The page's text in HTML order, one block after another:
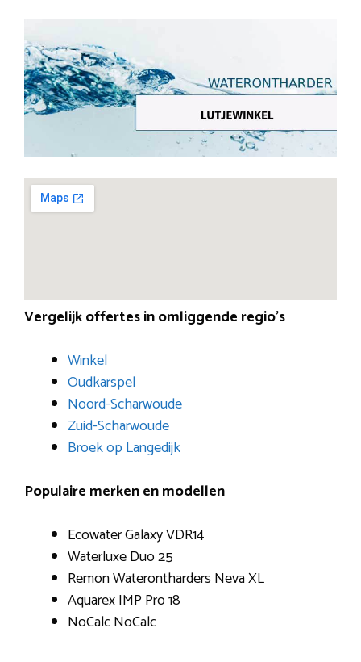
Vergelijk offertes in omliggende regio’s
Winkel
Oudkarspel
Noord-Scharwoude
Zuid-Scharwoude
Broek op Langedijk
Populaire merken en modellen
Ecowater Galaxy VDR14
Waterluxe Duo 25
Remon Waterontharders Neva XL
Aquarex IMP Pro 18
NoCalc NoCalc